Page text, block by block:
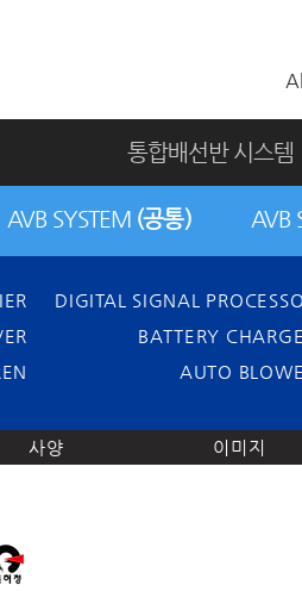
통합배선반 시스템
AVB SYSTEM (공통) AVB
DIGITAL SIGNAL
BATTERY
AUTO
사양 이미지